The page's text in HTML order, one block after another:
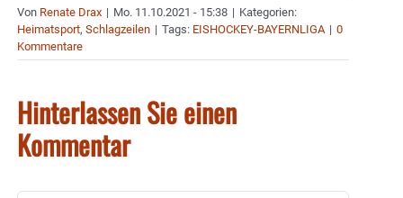
Von Renate Drax | Mo. 11.10.2021 - 15:38 | Kategorien:
Heimatsport, Schlagzeilen | Tags: EISHOCKEY-BAYERNLIGA | 0
Kommentare
Hinterlassen Sie einen
Kommentar